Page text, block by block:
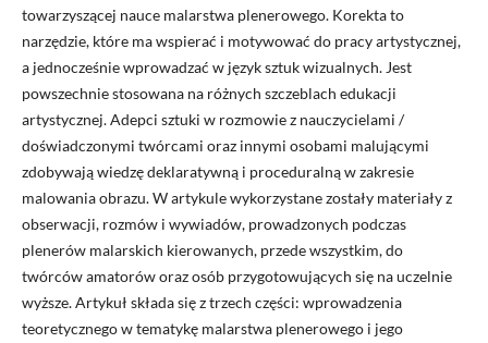
towarzyszącej nauce malarstwa plenerowego. Korekta to
narzędzie, które ma wspierać i motywować do pracy artystycznej,
a jednocześnie wprowadzać w język sztuk wizualnych. Jest
powszechnie stosowana na różnych szczeblach edukacji
artystycznej. Adepci sztuki w rozmowie z nauczycielami /
doświadczonymi twórcami oraz innymi osobami malującymi
zdobywają wiedzę deklaratywną i proceduralną w zakresie
malowania obrazu. W artykule wykorzystane zostały materiały z
obserwacji, rozmów i wywiadów, prowadzonych podczas
plenerów malarskich kierowanych, przede wszystkim, do
twórców amatorów oraz osób przygotowujących się na uczelnie
wyższe. Artykuł składa się z trzech części: wprowadzenia
teoretycznego w tematykę malarstwa plenerowego i jego